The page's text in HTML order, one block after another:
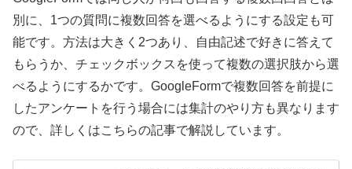
別に、1つの質問に複数回答を選べるようにする設定も可
能です。方法は大きく2つあり、自由記述で好きに答えて
もらうか、チェックボックスを使って複数の選択肢から選
べるようにするかです。GoogleFormで複数回答を前提に
したアンケートを行う場合には集計のやり方も異なります
ので、詳しくはこちらの記事で解説しています。